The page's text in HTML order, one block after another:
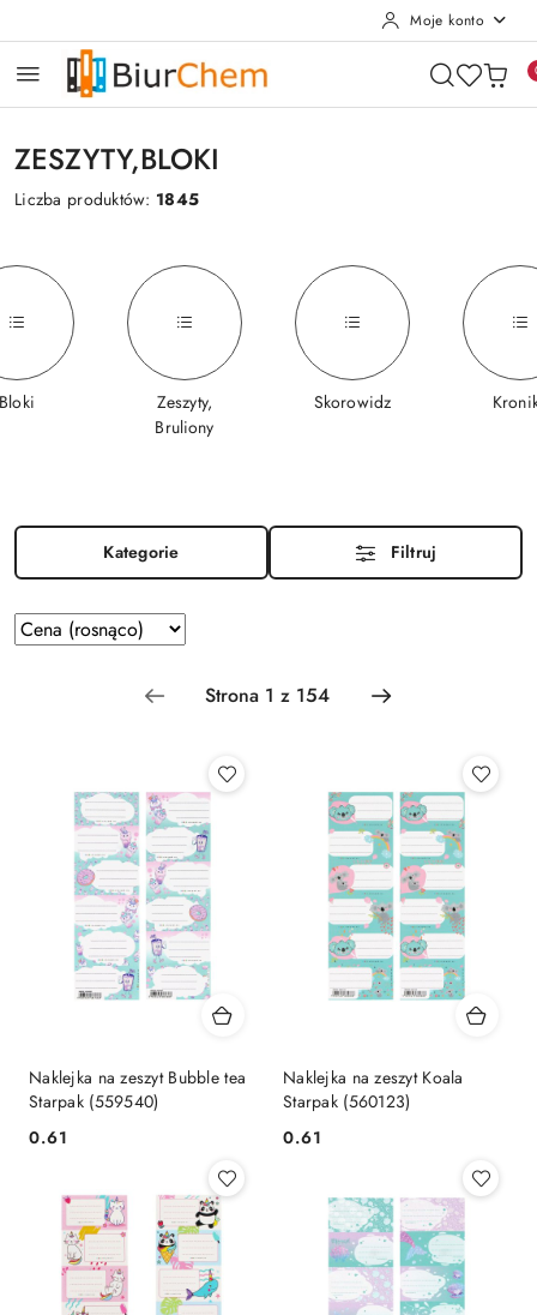
Moje konto
ZESZYTY,BLOKI
Liczba produktów: 1845
Bloki
Zeszyty,
Bruliony
Skorowidz
Kategorie Filtruj
Zastosowano sortowanie: Cena (rosnąco).
Sortuj
według
Naklejka na zeszyt Bubble tea
Starpak (559540)
Cena:
0.61
Naklejka na zeszyt Koala
Starpak (560123)
Cena:
0.61